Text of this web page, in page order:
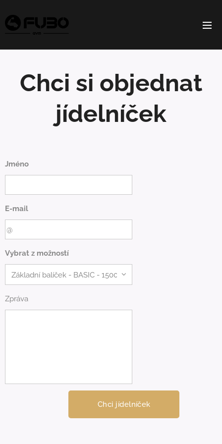
Chci si objednat
jídelníček
Jméno
E-mail
Vybrat z možností
Zpráva
Chci jídelníček